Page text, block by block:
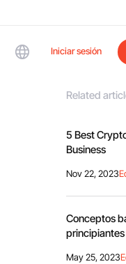
Iniciar sesión
Related
5 Best
Business
Nov 22, 2023
Conceptos
May 25, 2023